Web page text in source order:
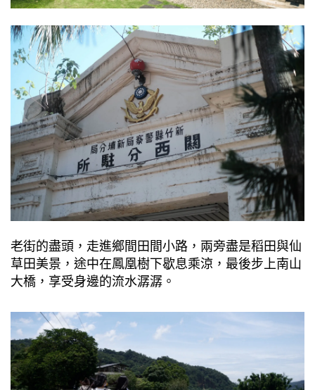
老街的盡頭，⾛進鄉間⽥間⼩路，兩旁盡是稻⽥與仙
草⽥美景，途中在鳳凰樹下歇息乘涼，最後步上南⼭
⼤橋，享受⾝邊的流⽔潺潺。